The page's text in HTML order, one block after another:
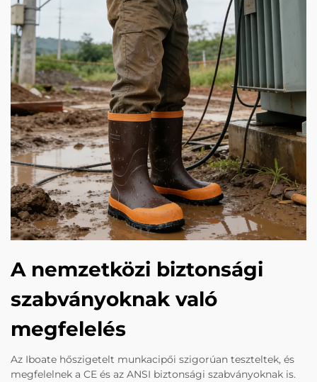
A nemzetközi biztonsági
szabványoknak való
megfelelés
Az Iboate hőszigetelt munkacipői szigorúan teszteltek, és
megfelelnek a CE és az ANSI biztonsági szabványoknak is.